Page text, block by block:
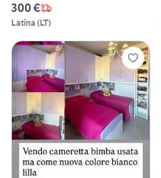
300 €
Latina (LT)